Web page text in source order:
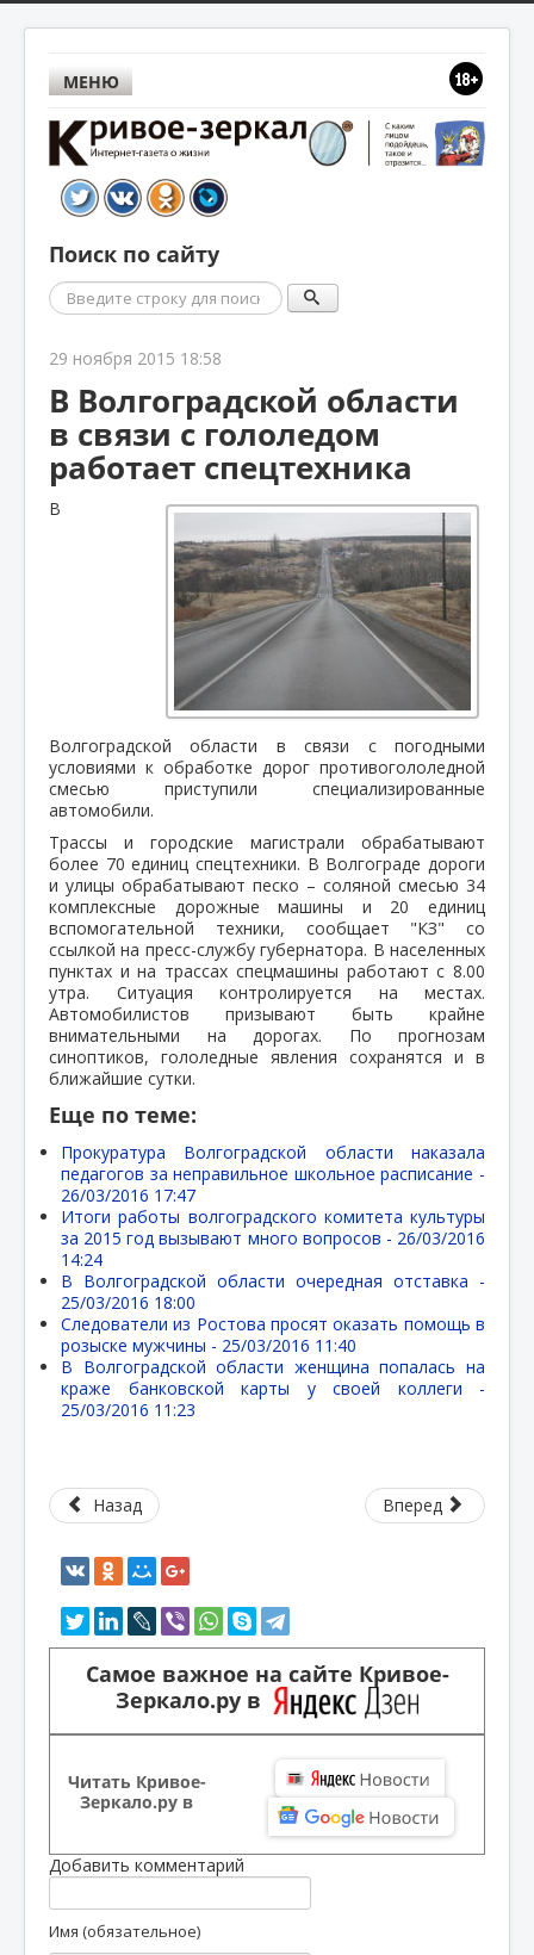
МЕНЮ
Поиск по сайту
Поиск
29 ноября 2015 18:58
В Волгоградской области
в связи с гололедом
работает спецтехника
В
Волгоградской области в связи с погодными
условиями к обработке дорог противогололедной
смесью приступили специализированные
автомобили.
Трассы и городские магистрали обрабатывают
более 70 единиц спецтехники. В Волгограде дороги
и улицы обрабатывают песко – соляной смесью 34
комплексные дорожные машины и 20 единиц
вспомогательной техники, сообщает "КЗ" со
ссылкой на пресс-службу губернатора. В населенных
пунктах и на трассах спецмашины работают с 8.00
утра. Ситуация контролируется на местах.
Автомобилистов призывают быть крайне
внимательными на дорогах. По прогнозам
синоптиков, гололедные явления сохранятся и в
ближайшие сутки.
Еще по теме:
Прокуратура Волгоградской области наказала
педагогов за неправильное школьное расписание -
26/03/2016 17:47
Итоги работы волгоградского комитета культуры
за 2015 год вызывают много вопросов - 26/03/2016
14:24
В Волгоградской области очередная отставка -
25/03/2016 18:00
Следователи из Ростова просят оказать помощь в
розыске мужчины - 25/03/2016 11:40
В Волгоградской области женщина попалась на
краже банковской карты у своей коллеги -
25/03/2016 11:23
Назад Вперед
Самое важное на сайте Кривое-
Зеркало.ру в
Читать Кривое-
Зеркало.ру в
Добавить комментарий
Имя (обязательное)